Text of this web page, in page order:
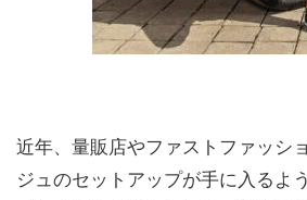
近年、量販店やファストファッシ
ジュのセットアップが手に入るよ